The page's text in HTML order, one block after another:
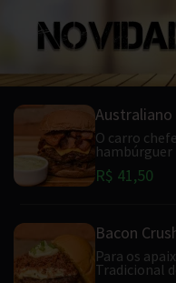
Australiano
O carro
hambúrguer
R$ 41,50
Bacon
Para os
Tradicional